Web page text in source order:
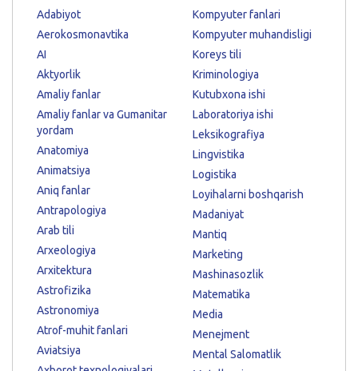
Adabiyot
Aerokosmonavtika
AI
Aktyorlik
Amaliy fanlar
Amaliy fanlar va Gumanitar
yordam
Anatomiya
Animatsiya
Aniq fanlar
Antrapologiya
Arab tili
Arxeologiya
Arxitektura
Astrofizika
Astronomiya
Atrof-muhit fanlari
Aviatsiya
Kompyuter fanlari
Kompyuter muhandisligi
Koreys tili
Kriminologiya
Kutubxona ishi
Laboratoriya ishi
Leksikografiya
Lingvistika
Logistika
Loyihalarni boshqarish
Madaniyat
Mantiq
Marketing
Mashinasozlik
Matematika
Media
Menejment
Mental Salomatlik